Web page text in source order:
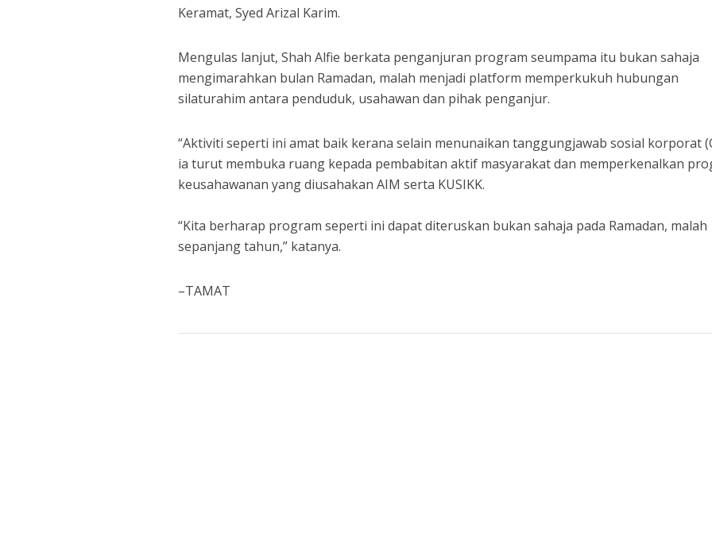
Keramat, Syed Arizal Karim.
Mengulas lanjut, Shah Alfie berkata penganjuran program seumpama itu bukan sahaja
mengimarahkan bulan Ramadan, malah menjadi platform memperkukuh hubungan
silaturahim antara penduduk, usahawan dan pihak penganjur.
“Aktiviti seperti ini amat baik kerana selain menunaikan tanggungjawab sosial korporat
ia turut membuka ruang kepada pembabitan aktif masyarakat dan memperkenalkan
keusahawanan yang diusahakan AIM serta KUSIKK.
“Kita berharap program seperti ini dapat diteruskan bukan sahaja pada Ramadan, malah
sepanjang tahun,” katanya.
–TAMAT